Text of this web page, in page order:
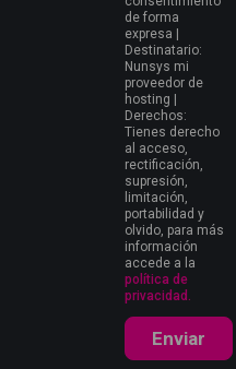
de forma
expresa |
Destinatario:
Nunsys mi
proveedor de
hosting |
Derechos:
Tienes derecho
al acceso,
rectificación,
supresión,
limitación,
portabilidad y
olvido, para más
información
accede a la
política de
privacidad.
Enviar